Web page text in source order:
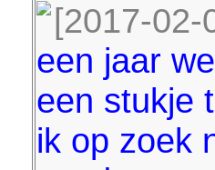
[2017-02-
een jaar
een stukje
ik op zoek